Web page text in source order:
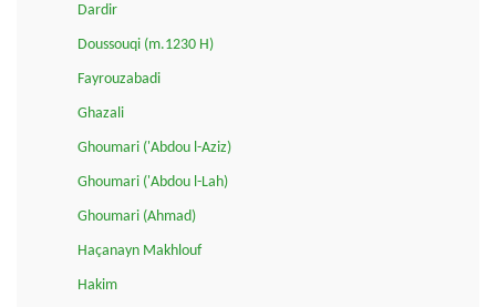
Dardir
Doussouqi (m.1230 H)
Fayrouzabadi
Ghazali
Ghoumari ('Abdou l-Aziz)
Ghoumari ('Abdou l-Lah)
Ghoumari (Ahmad)
Haçanayn Makhlouf
Hakim